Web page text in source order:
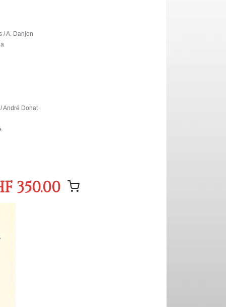
/ A. Danjon
André Donat
350.00